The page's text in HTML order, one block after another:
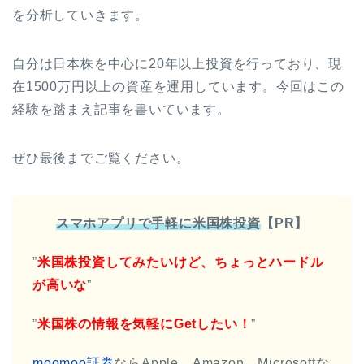
を分析していきます。
自分は日本株を中心に20年以上投資を行っており、現
在1500万円以上の資産を運用しています。今回はこの
経験を踏まえ記事を書いています。
ぜひ最後までご覧ください。
スマホアプリで手軽に米国株投資【PR】
”米国株投資してみたいけど、ちょっとハードル
が高いな”
”米国株の情報を気軽にGetしたい！”